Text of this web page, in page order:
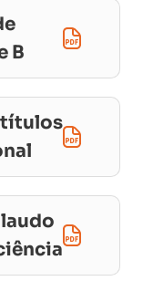
B
títulos